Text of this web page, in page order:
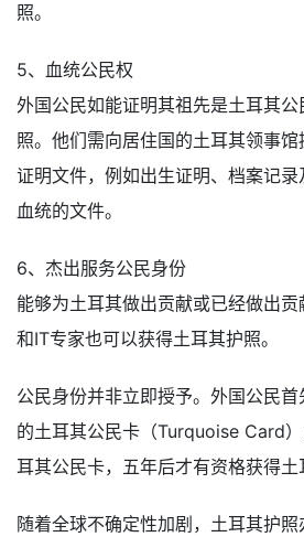
照。
5、血统公民权
外国公民如能证明其祖先是土耳其
照。他们需向居住国的土耳其领事
证明文件，例如出生证明、档案记
血统的文件。
6、杰出服务公民身份
能够为土耳其做出贡献或已经做出
和IT专家也可以获得土耳其护照。
公民身份并非立即授予。外国公民
的土耳其公民卡（Turquoise Card
耳其公民卡，五年后才有资格获得土
随着全球不确定性加剧，土耳其护